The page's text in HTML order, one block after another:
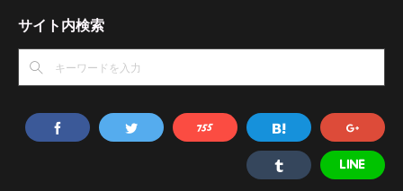
サイト内検索